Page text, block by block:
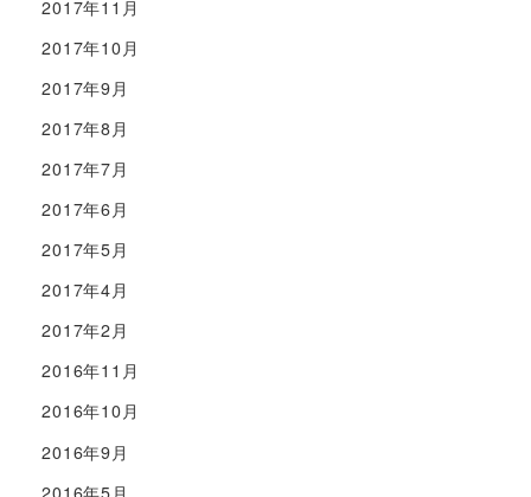
2017年11月
2017年10月
2017年9月
2017年8月
2017年7月
2017年6月
2017年5月
2017年4月
2017年2月
2016年11月
2016年10月
2016年9月
2016年5月